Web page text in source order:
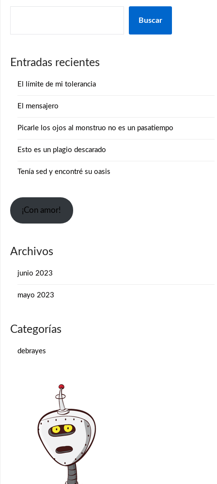
Buscar
Entradas recientes
El límite de mi tolerancia
El mensajero
Picarle los ojos al monstruo no es un pasatiempo
Esto es un plagio descarado
Tenía sed y encontré su oasis
¡Con amor!
Archivos
junio 2023
mayo 2023
Categorías
debrayes